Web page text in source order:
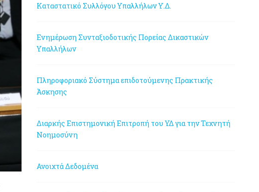
Καταστατικό Συλλόγου Υπαλλήλων Υ.Δ.
Ενημέρωση Συνταξιοδοτικής Πορείας Δικαστικών
Υπαλλήλων
Πληροφοριακό Σύστημα επιδοτούμενης Πρακτικής
Άσκησης
Διαρκής Επιστημονική Επιτροπή του ΥΔ για την Τεχνητή
Νοημοσύνη
Ανοιχτά Δεδομένα